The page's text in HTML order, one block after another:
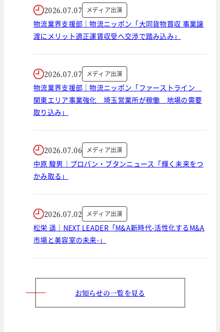
2026.07.07 メディア出演
物流業界支援部｜物流ニッポン「大同貨物買収 事業譲
渡にメリット適正運賃収受へ交渉で踏み込み」
2026.07.07 メディア出演
物流業界支援部｜物流ニッポン「ファーストライン
関東エリア事業強化 埼玉営業所が稼働 地場の需要
取り込み」
2026.07.06 メディア出演
中原 駿男｜プロパン・ブタンニュース「輝く未来をつ
かみ取る」
2026.07.02 メディア出演
松栄 遥｜NEXT LEADER「M&A新時代-活性化するM&A
市場と美容室の未来-」
お知らせの一覧を見る